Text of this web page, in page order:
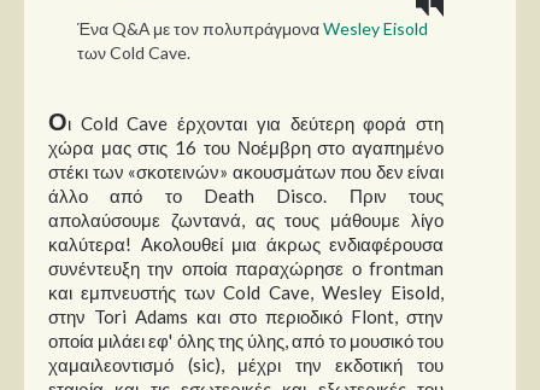
Ένα Q&Α με τον πολυπράγμοναWesley Eisold
των Cold Cave.
Οι Cold Cave έρχονται για δεύτερη φορά στη
χώρα μας στις 16 του Νοέμβρη στο αγαπημένο
στέκι των «σκοτεινών» ακουσμάτων που δεν είναι
άλλο από το Death Disco. Πριν τους
απολαύσουμε ζωντανά, ας τους μάθουμε λίγο
καλύτερα! Ακολουθεί μια άκρως ενδιαφέρουσα
συνέντευξη την οποία παραχώρησε ο frontman
και εμπνευστής των Cold Cave, Wesley Eisold,
στην Tori Adams και στο περιοδικό Flont, στην
οποία μιλάει εφ' όλης της ύλης, από το μουσικό του
χαμαιλεοντισμό (sic), μέχρι την εκδοτική του